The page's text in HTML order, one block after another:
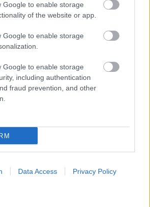
Google to enable storage
of the website or app.
Google to enable storage
Google to enable storage
including authentication
fraud prevention, and other
Data Access Privacy Policy
Loading...